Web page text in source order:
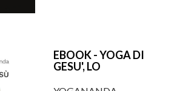
EBOOK - YOGA DI
GESU', LO